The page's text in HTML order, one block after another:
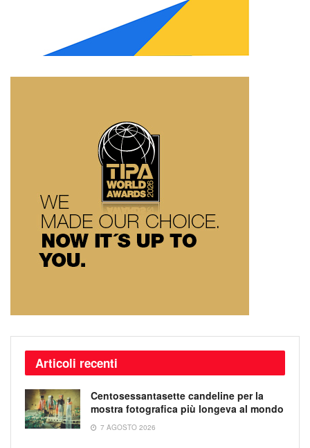
Articoli recenti
Centosessantasette candeline per la
mostra fotografica più longeva al mondo
7 AGOSTO 2026